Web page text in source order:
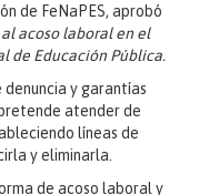
de FeNaPES, aprobó
acoso laboral en el
de Educación Pública.
y garantías
atender de
líneas de
y eliminarla.
de acoso laboral y